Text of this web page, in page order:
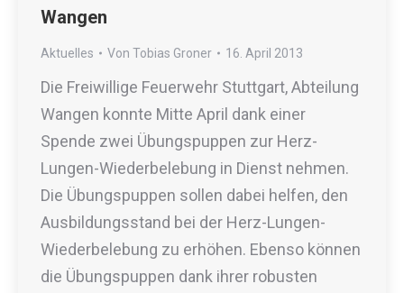
Wangen
Aktuelles Von Tobias Groner 16. April 2013
Die Freiwillige Feuerwehr Stuttgart, Abteilung
Wangen konnte Mitte April dank einer
Spende zwei Übungspuppen zur Herz-
Lungen-Wiederbelebung in Dienst nehmen.
Die Übungspuppen sollen dabei helfen, den
Ausbildungsstand bei der Herz-Lungen-
Wiederbelebung zu erhöhen. Ebenso können
die Übungspuppen dank ihrer robusten